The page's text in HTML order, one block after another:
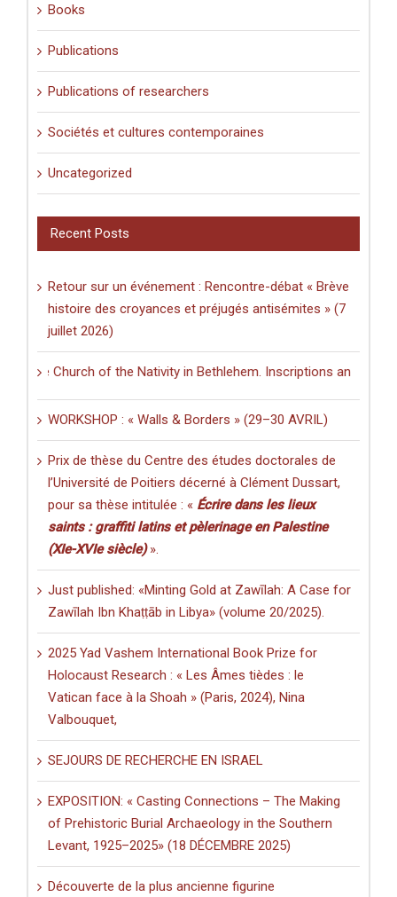
Books
Publications
Publications of researchers
Sociétés et cultures contemporaines
Uncategorized
Recent Posts
Retour sur un événement : Rencontre-débat « Brève
histoire des croyances et préjugés antisémites » (7
juillet 2026)
in the Church of the Nativity in Bethlehem. Inscriptions and Graffiti
WORKSHOP : « Walls & Borders » (29–30 AVRIL)
Prix de thèse du Centre des études doctorales de
l’Université de Poitiers décerné à Clément Dussart,
pour sa thèse intitulée : « Écrire dans les lieux
saints : graffiti latins et pèlerinage en Palestine
(XIe-XVIe siècle)».
Just published: «Minting Gold at Zawīlah: A Case for
Zawīlah Ibn Khaṭṭāb in Libya» (volume 20/2025).
2025 Yad Vashem International Book Prize for
Holocaust Research : « Les Âmes tièdes : le
Vatican face à la Shoah » (Paris, 2024), Nina
Valbouquet,
SEJOURS DE RECHERCHE EN ISRAEL
EXPOSITION: « Casting Connections – The Making
of Prehistoric Burial Archaeology in the Southern
Levant, 1925–2025» (18 DÉCEMBRE 2025)
Découverte de la plus ancienne figurine